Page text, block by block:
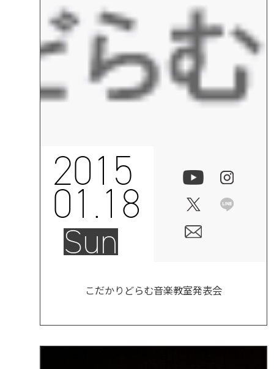
2015
01.18
Sun
こだかりどらむ音楽教室発表会